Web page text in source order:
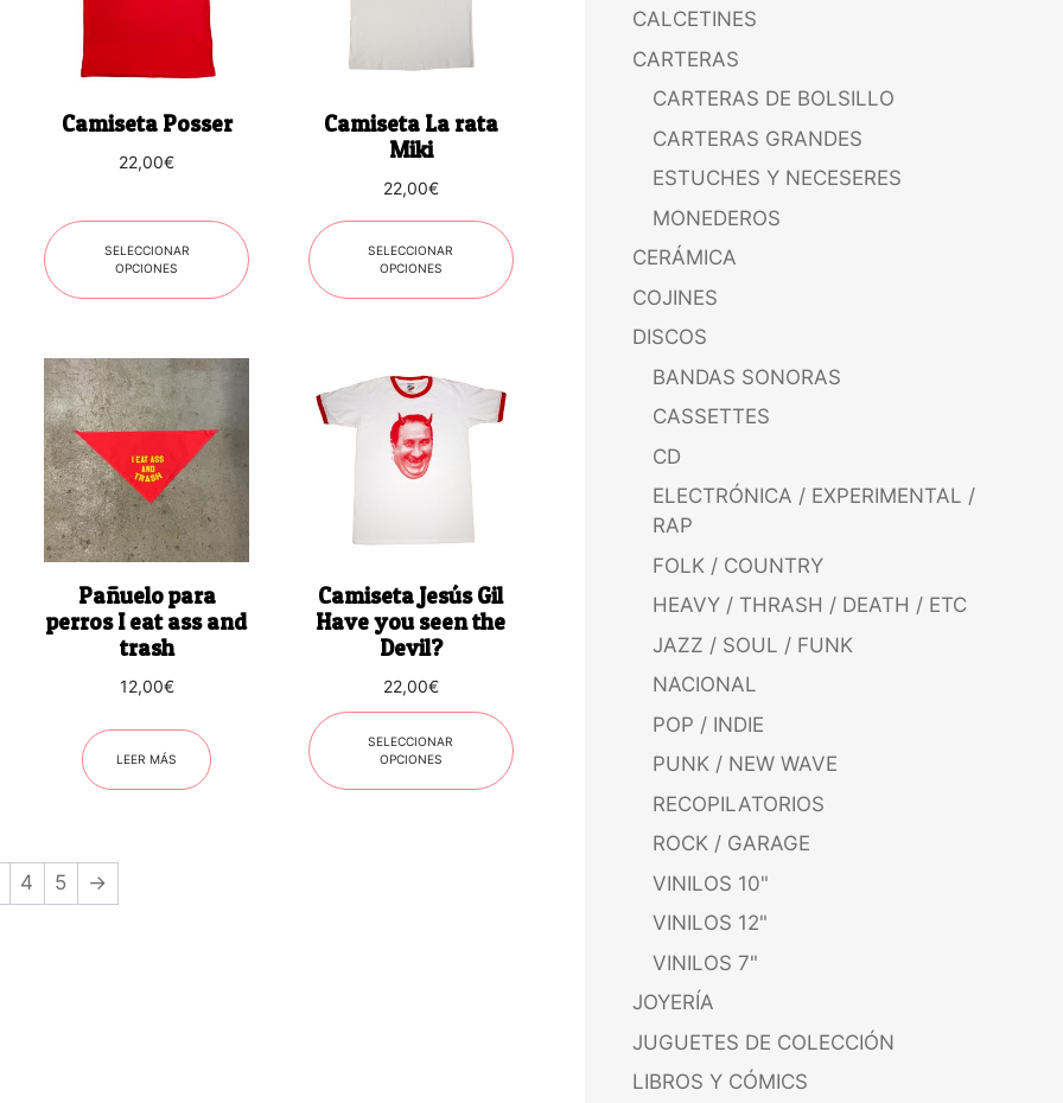
Camiseta Posser
22,00€
SELECCIONAR
OPCIONES
opciones
pueden
la
página
de
Camiseta La rata
Miki
22,00€
SELECCIONAR
OPCIONES
variantes.
opciones
pueden
la
página
de
Pañuelo para
perros I eat ass and
trash
12,00€
LEER MÁS
Camiseta Jesús Gil
Have you seen the
Devil?
22,00€
SELECCIONAR
OPCIONES
producto
tiene
múltiples
opciones
pueden
elegir
página
de
producto
4 5 →
CALCETINES
CARTERAS
CARTERAS DE BOLSILLO
CARTERAS GRANDES
ESTUCHES Y NECESERES
MONEDEROS
CERÁMICA
COJINES
DISCOS
BANDAS SONORAS
CASSETTES
CD
ELECTRÓNICA / EXPERIMENTAL /
RAP
FOLK / COUNTRY
HEAVY / THRASH / DEATH / ETC
JAZZ / SOUL / FUNK
NACIONAL
POP / INDIE
PUNK / NEW WAVE
RECOPILATORIOS
ROCK / GARAGE
VINILOS 10"
VINILOS 12"
VINILOS 7"
JOYERÍA
JUGUETES DE COLECCIÓN
LIBROS Y CÓMICS